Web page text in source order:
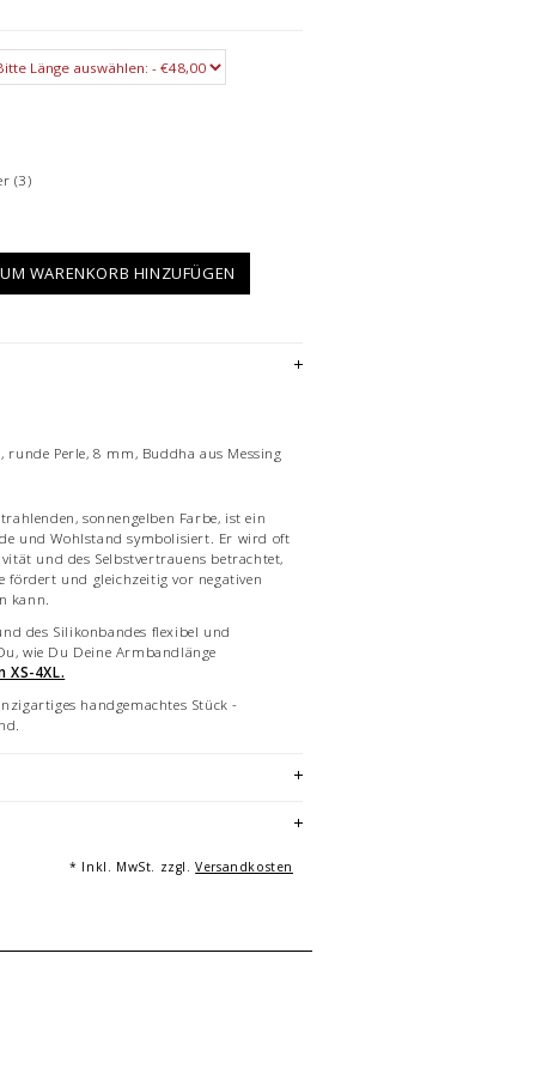
(3)
WARENKORB HINZUFÜGEN
Perle, 8 mm, Buddha aus Messing
sonnengelben Farbe, ist ein
und Wohlstand symbolisiert. Er wird oft
und des Selbstvertrauens betrachtet,
fördert und gleichzeitig vor negativen
kann.
des Silikonbandes flexibel und
wie Du Deine Armbandlänge
XS-4XL.
handgemachtes Stück -
* Inkl. MwSt. zzgl.Versandkosten